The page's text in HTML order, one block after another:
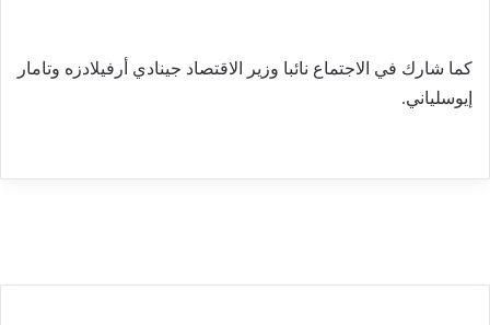
كما شارك في الاجتماع نائبا وزير الاقتصاد جينادي أرفيلادزه وتامار
إيوسلياني.